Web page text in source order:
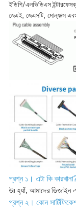
ইডিপি/এলভিডিএস ইন্টারফেস
জেএই, জেএসটি, মোল্যাক্স
প্রশ্ন ১। এটা কি
উঃ হ্যাঁ, আমাদের ডিজাইন
প্রশ্ন ২। কোন